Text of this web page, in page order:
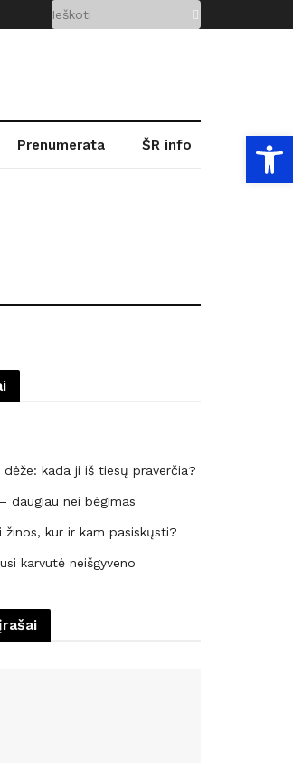
Prenumerata ŠR info
kada ji iš tiesų praverčia?
daugiau nei bėgimas
kur ir kam pasiskųsti?
karvutė neišgyveno